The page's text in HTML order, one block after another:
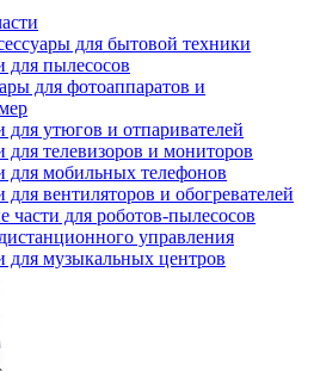
для бытовой техники
для пылесосов
для фотоаппаратов и
для утюгов и отпаривателей
для телевизоров и мониторов
для мобильных телефонов
для вентиляторов и обогревателей
части для роботов-пылесосов
управления
для музыкальных центров